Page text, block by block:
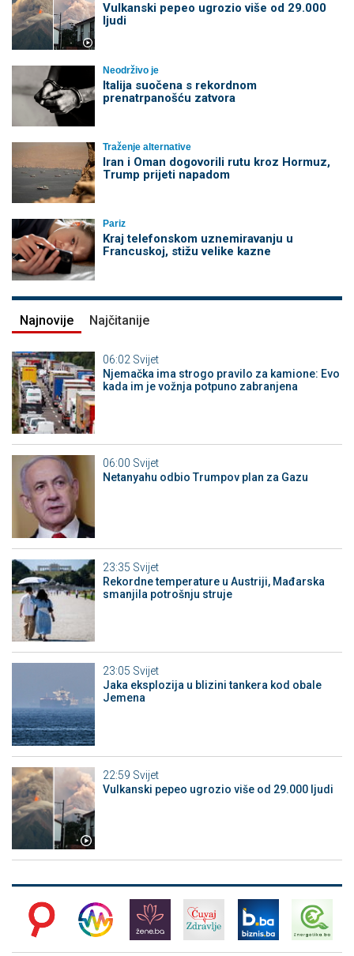
Vulkanski pepeo ugrozio više od 29.000
ljudi
Neodrživo je
Italija suočena s rekordnom
prenatrpanošću zatvora
Traženje alternative
Iran i Oman dogovorili rutu kroz Hormuz,
Trump prijeti napadom
Pariz
Kraj telefonskom uznemiravanju u
Francuskoj, stižu velike kazne
Najnovije Najčitanije
06:02 Svijet
Njemačka ima strogo pravilo za kamione: Evo
kada im je vožnja potpuno zabranjena
06:00 Svijet
Netanyahu odbio Trumpov plan za Gazu
23:35 Svijet
Rekordne temperature u Austriji, Mađarska
smanjila potrošnju struje
23:05 Svijet
Jaka eksplozija u blizini tankera kod obale
Jemena
22:59 Svijet
Vulkanski pepeo ugrozio više od 29.000 ljudi